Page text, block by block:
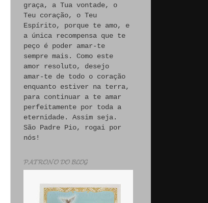
graça, a Tua vontade, o
Teu coração, o Teu
Espírito, porque te amo, e
a única recompensa que te
peço é poder amar-te
sempre mais. Como este
amor resoluto, desejo
amar-te de todo o coração
enquanto estiver na terra,
para continuar a te amar
perfeitamente por toda a
eternidade. Assim seja.
São Padre Pio, rogai por
nós!
𝓟𝓐𝓣𝓡𝓞𝓝𝓞 𝓓𝓞 𝓑𝓛𝓞𝓖